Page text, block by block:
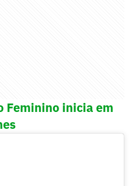
Feminino inicia em